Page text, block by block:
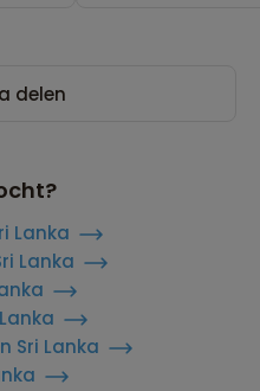
delen
Lanka
Lanka
Sri Lanka